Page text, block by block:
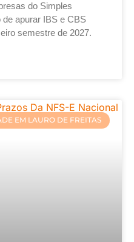
do Simples
apurar IBS e CBS
semestre de 2027.
EM LAURO DE FREITAS